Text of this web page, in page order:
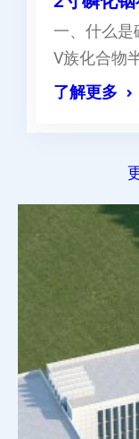
一、什么是
V族化合物
了解更多